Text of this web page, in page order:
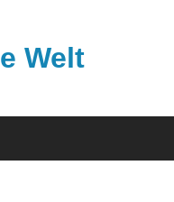
Welt